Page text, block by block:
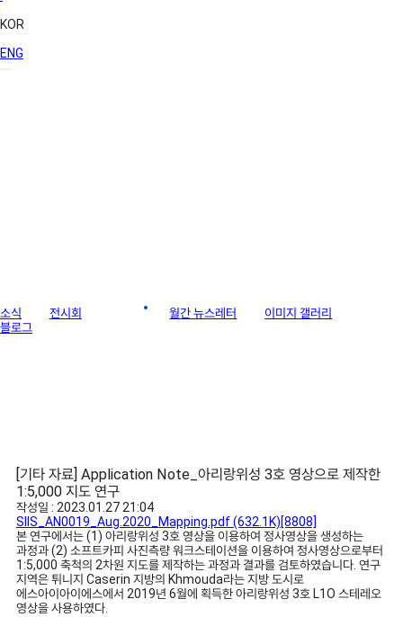
KOR
ENG
소식 전시회 월간 뉴스레터
이미지 갤러리
블로그
[기타 자료] Application Note_아리랑위성 3호 영상으로 제작한
1:5,000 지도 연구
작성일 : 2023.01.27 21:04
SIIS_AN0019_Aug.2020_Mapping.pdf(632.1K)[8808]
본 연구에서는 (1) 아리랑위성 3호 영상을 이용하여 정사영상을 생성하는
과정과 (2) 소프트카피 사진측량 워크스테이션을 이용하여 정사영상으로부터
1:5,000 축척의 2차원 지도를 제작하는 과정과 결과를 검토하였습니다. 연구
지역은 튀니지 Caserin 지방의 Khmouda라는 지방 도시로
에스아이아이에스에서 2019년 6월에 획득한 아리랑위성 3호 L1O 스테레오
영상을 사용하였다.